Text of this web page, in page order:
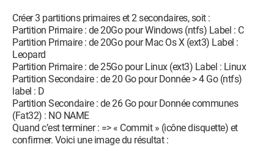
Créer 3 partitions primaires et 2 secondaires, soit :
Partition Primaire : de 20Go pour Windows (ntfs) Label : C
Partition Primaire : de 20Go pour Mac Os X (ext3) Label :
Leopard
Partition Primaire : de 25Go pour Linux (ext3) Label : Linux
Partition Secondaire : de 20 Go pour Donnée > 4 Go (ntfs)
label : D
Partition Secondaire : de 26 Go pour Donnée communes
(Fat32) : NO NAME
Quand c’est terminer : => « Commit » (icône disquette) et
confirmer. Voici une image du résultat :